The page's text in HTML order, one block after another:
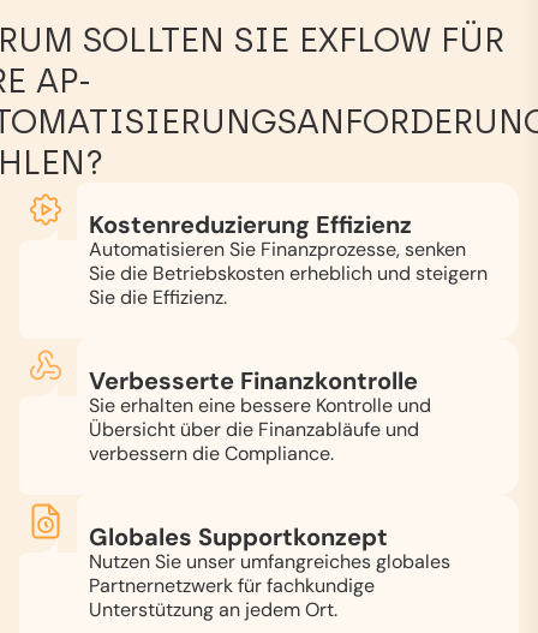
SOLLTEN SIE EXFLOW FÜR
AP-
Kostenreduzierung Effizienz
Automatisieren Sie Finanzprozesse, senken
Sie die Betriebskosten erheblich und steigern
Sie die Effizienz.
Verbesserte Finanzkontrolle
Sie erhalten eine bessere Kontrolle und
Übersicht über die Finanzabläufe und
verbessern die Compliance.
Globales Supportkonzept
Nutzen Sie unser umfangreiches globales
Partnernetzwerk für fachkundige
Unterstützung an jedem Ort.